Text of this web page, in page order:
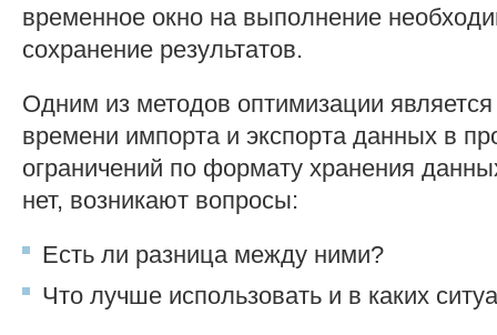
временное окно на выполнение
сохранение результатов.
Одним из методов оптимизации
времени импорта и экспорта данных в
ограничений по формату хранения
нет, возникают вопросы:
Есть ли разница между ними?
Что лучше использовать и в каких